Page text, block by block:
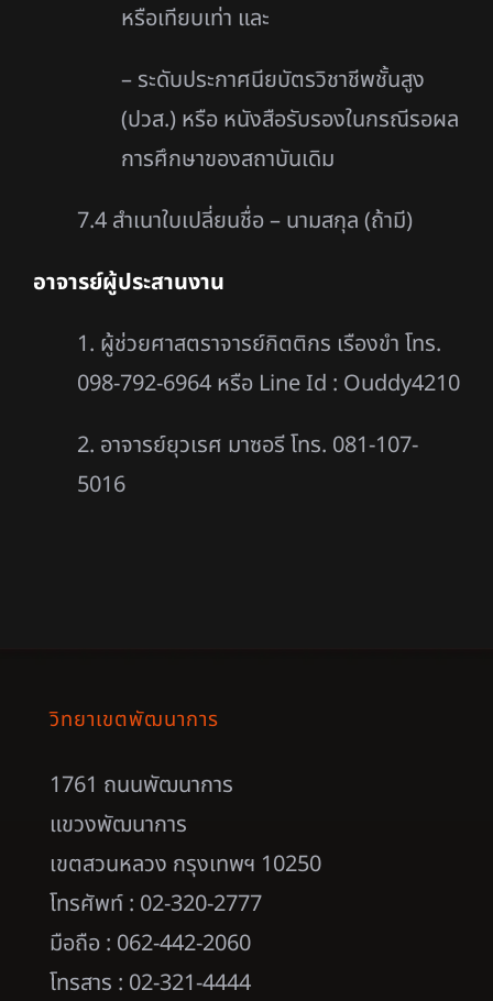
หรือเทียบเท่า และ
– ระดับประกาศนียบัตรวิชาชีพชั้นสูง
(ปวส.) หรือ หนังสือรับรองในกรณีรอผล
การศึกษาของสถาบันเดิม
7.4 สำเนาใบเปลี่ยนชื่อ – นามสกุล (ถ้ามี)
อาจารย์ผู้ประสานงาน
1. ผู้ช่วยศาสตราจารย์กิตติกร เรืองขำ โทร.
098-792-6964 หรือ Line Id : Ouddy4210
2. อาจารย์ยุวเรศ มาซอรี โทร. 081-107-
5016
วิทยาเขตพัฒนาการ
1761 ถนนพัฒนาการ
แขวงพัฒนาการ
เขตสวนหลวง กรุงเทพฯ 10250
โทรศัพท์ : 02-320-2777
มือถือ : 062-442-2060
โทรสาร : 02-321-4444